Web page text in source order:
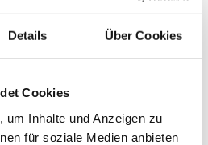
Details Über Cookies
Cookies
um Inhalte und Anzeigen zu
für soziale Medien anbieten
Zahnheilkunde